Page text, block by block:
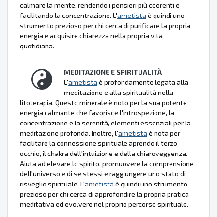
calmare la mente, rendendo i pensieri più coerenti e
facilitando la concentrazione. L'ametista è quindi uno
strumento prezioso per chi cerca di purificare la propria
energia e acquisire chiarezza nella propria vita
quotidiana.
MEDITAZIONE E SPIRITUALITÀ
L'ametista è profondamente legata alla
meditazione e alla spiritualità nella
litoterapia. Questo minerale è noto per la sua potente
energia calmante che favorisce l'introspezione, la
concentrazione e la serenità, elementi essenziali per la
meditazione profonda. Inoltre, l'ametista è nota per
facilitare la connessione spirituale aprendo il terzo
occhio, il chakra dell'intuizione e della chiaroveggenza.
Aiuta ad elevare lo spirito, promuovere la comprensione
dell'universo e di se stessi e raggiungere uno stato di
risveglio spirituale. L'ametista è quindi uno strumento
prezioso per chi cerca di approfondire la propria pratica
meditativa ed evolvere nel proprio percorso spirituale.